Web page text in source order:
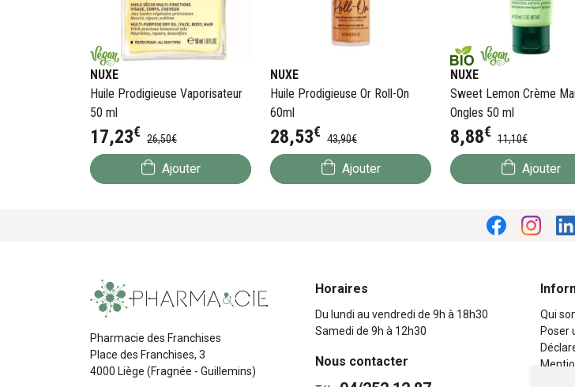
NUXE
Huile Prodigieuse Vaporisateur
50 ml
17,23€ 26,50€
Ajouter
NUXE
Huile Prodigieuse Or Roll-On
60ml
28,53€ 43,90€
Ajouter
NUXE
Sweet Lemon Crème
Ongles 50 ml
8,88€ 11,10€
Ajouter
Pharmacie des Franchises
Place des Franchises, 3
4000 Liège (Fragnée - Guillemins)
Horaires
Du lundi au vendredi de 9h à 18h30
Samedi de 9h à 12h30
Nous contacter
Qui
Poser